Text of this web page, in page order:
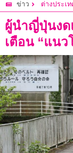
ข่าว ต่างประเ
ผู้นำญี่ปุ่นงด
เตือน “แน